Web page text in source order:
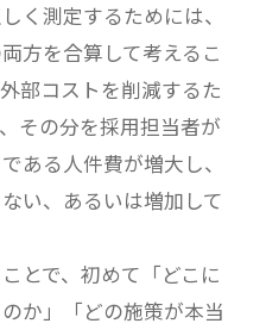
く測定するためには、
方を合算して考えるこ
部コストを削減するた
その分を採用担当者が
ある人件費が増大し、
い、あるいは増加して
とで、初めて「どこに
か」「どの施策が本当